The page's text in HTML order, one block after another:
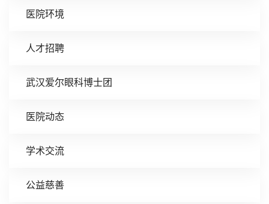
医院环境
人才招聘
武汉爱尔眼科博士团
医院动态
学术交流
公益慈善